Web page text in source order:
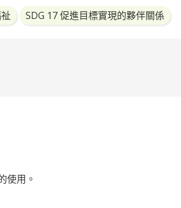
SDG 17 促進目標實現的夥伴關係
使用。